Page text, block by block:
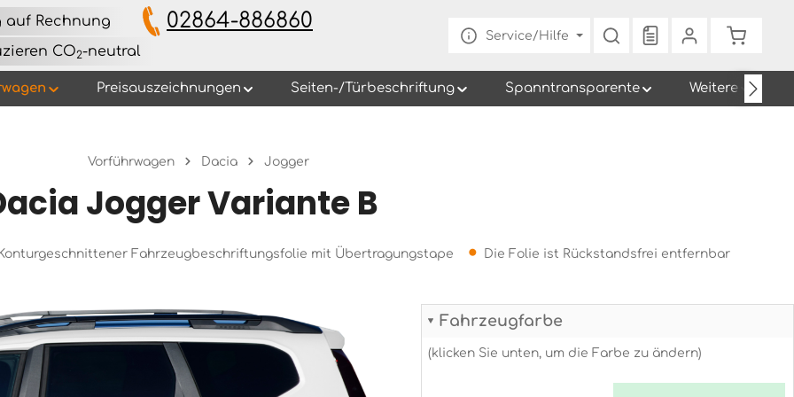
auf Rechnung 02864-886860
CO2-neutral
Service/Hilfe
Du hast 0 Produkte
Preisauszeichnungen Seiten-/Türbeschriftung Spanntransparente Weitere
Vorführwagen Dacia Jogger
Jogger Variante B
Fahrzeugbeschriftungsfolie mit Übertragungstape Die Folie ist Rückstandsfrei entfernbar
Fahrzeugfarbe
(klicken Sie unten, um die Farbe zu ändern)